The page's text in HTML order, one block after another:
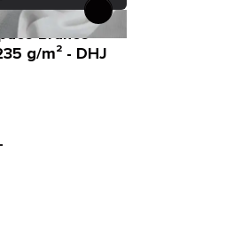
Branco
g/m² - DHJ